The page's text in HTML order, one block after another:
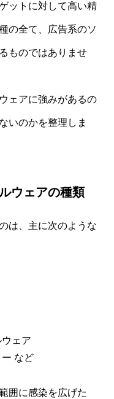
ットに対して高い精
の全て、広告系のソ
ものではありませ
ェアに強みがあるの
いのかを整理しま
ウェアの種類
は、主に次のような
ェア
など
囲に感染を広げた